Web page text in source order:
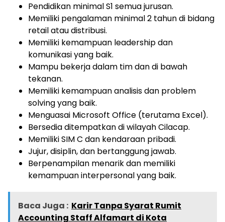
Pendidikan minimal S1 semua jurusan.
Memiliki pengalaman minimal 2 tahun di bidang
retail atau distribusi.
Memiliki kemampuan leadership dan
komunikasi yang baik.
Mampu bekerja dalam tim dan di bawah
tekanan.
Memiliki kemampuan analisis dan problem
solving yang baik.
Menguasai Microsoft Office (terutama Excel).
Bersedia ditempatkan di wilayah Cilacap.
Memiliki SIM C dan kendaraan pribadi.
Jujur, disiplin, dan bertanggung jawab.
Berpenampilan menarik dan memiliki
kemampuan interpersonal yang baik.
Baca Juga : Karir Tanpa Syarat Rumit
Accounting Staff Alfamart di Kota